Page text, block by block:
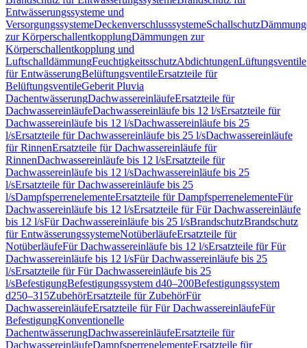
Entwässerungssysteme und
VersorgungssystemeDeckenverschlusssystemeSchallschutz
zur KörperschallentkopplungDämmungen zur
Körperschallentkopplung und
LuftschalldämmungFeuchtigkeitsschutzAbdichtungenLüftungsventile
für EntwässerungBelüftungsventileErsatzteile für
BelüftungsventileGeberit Pluvia
DachentwässerungDachwassereinläufeErsatzteile für
DachwassereinläufeDachwassereinläufe bis 12 l/sErsatzteile für
Dachwassereinläufe bis 12 l/sDachwassereinläufe bis 25
l/sErsatzteile für Dachwassereinläufe bis 25 l/sDachwassereinläufe
für RinnenErsatzteile für Dachwassereinläufe für
RinnenDachwassereinläufe bis 12 l/sErsatzteile für
Dachwassereinläufe bis 12 l/sDachwassereinläufe bis 25
l/sErsatzteile für Dachwassereinläufe bis 25
l/sDampfsperrenelementeErsatzteile für DampfsperrenelementeFür
Dachwassereinläufe bis 12 l/sErsatzteile für Für Dachwassereinläufe
bis 12 l/sFür Dachwassereinläufe bis 25 l/sBrandschutzBrandschutz
für EntwässerungssystemeNotüberläufeErsatzteile für
NotüberläufeFür Dachwassereinläufe bis 12 l/sErsatzteile für Für
Dachwassereinläufe bis 12 l/sFür Dachwassereinläufe bis 25
l/sErsatzteile für Für Dachwassereinläufe bis 25
l/sBefestigungBefestigungssystem d40–200Befestigungssystem
d250–315ZubehörErsatzteile für ZubehörFür
DachwassereinläufeErsatzteile für Für DachwassereinläufeFür
BefestigungKonventionelle
DachentwässerungDachwassereinläufeErsatzteile für
DachwassereinläufeDampfsperrenelementeErsatzteile für